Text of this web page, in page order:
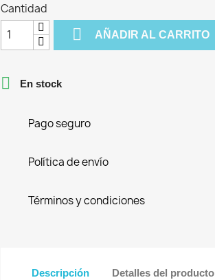
Cantidad
 AÑADIR AL CARRITO
 En stock
Pago seguro
Política de envío
Términos y condiciones
Descripción Detalles del producto